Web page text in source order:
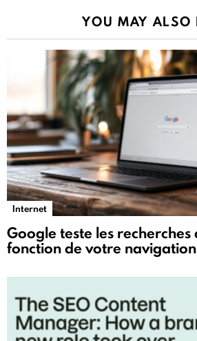
YOU MAY ALSO
Internet
Google teste les recherches
fonction de votre navigation